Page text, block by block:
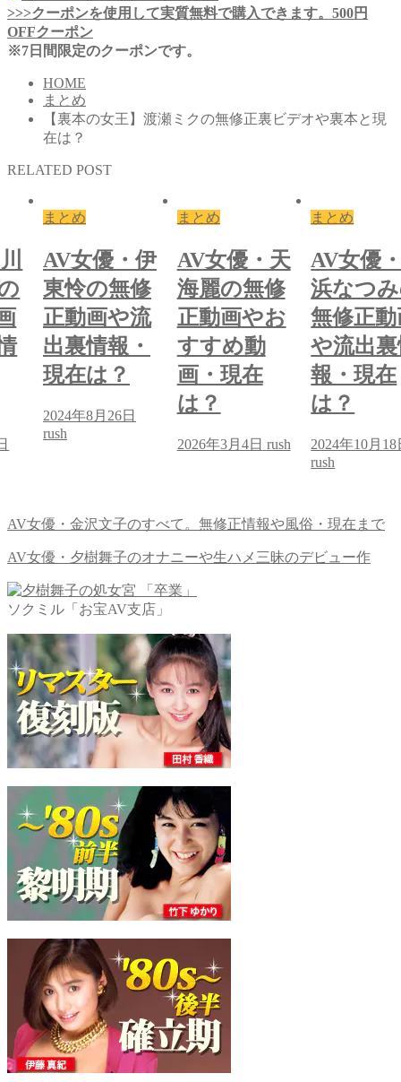
>>>クーポンを使用して実質無料で購入できます。500円
OFFクーポン
※7日間限定のクーポンです。
HOME
まとめ
【裏本の女王】渡瀬ミクの無修正裏ビデオや裏本と現
在は？
RELATED POST
女優・伊
の無修
画や流
情報・
は？
年8月26日
AV女優・天
海麗の無修
正動画やお
すすめ動
画・現在
は？
2026年3月4日 rush
AV女優・川
浜なつみの
無修正動画
や流出裏情
報・現在
2024年10月18日
AV女優・金沢文子のすべて。無修正情報や風俗・現在まで
AV女優・夕樹舞子のオナニーや生ハメ三昧のデビュー作
ソクミル「お宝AV支店」